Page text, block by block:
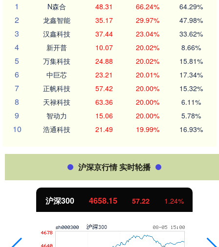
1
N森合 48.31 66.24% 64.29%
2 龙鑫智能 35.17 29.97% 47.98%
3 汉鑫科技 37.44 23.04% 33.62%
4 新开普 10.07 20.02% 8.66%
5 万集科技 24.88 20.02% 15.81%
6 中巨芯 23.21 20.01% 17.34%
7 正帆科技 57.42 20.00% 15.32%
8 天禄科技 63.36 20.00% 6.11%
9 智动力 15.06 20.00% 5.78%
10 浩通科技 21.49 19.99% 16.93%
沪深京行情 实时轮播
沪深300 4658.15 57.22 1.24%